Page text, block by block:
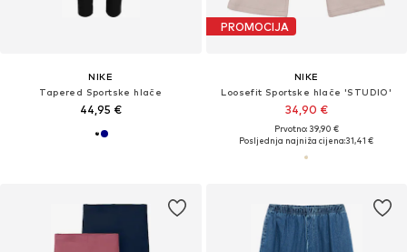
NIKE
Tapered Sportske hlače
44,95 €
PROMOCIJA
NIKE
Loosefit Sportske hlače 'STUDIO'
34,90 €
Prvotno: 39,90 €
Posljednja najniža cijena:31,41 €